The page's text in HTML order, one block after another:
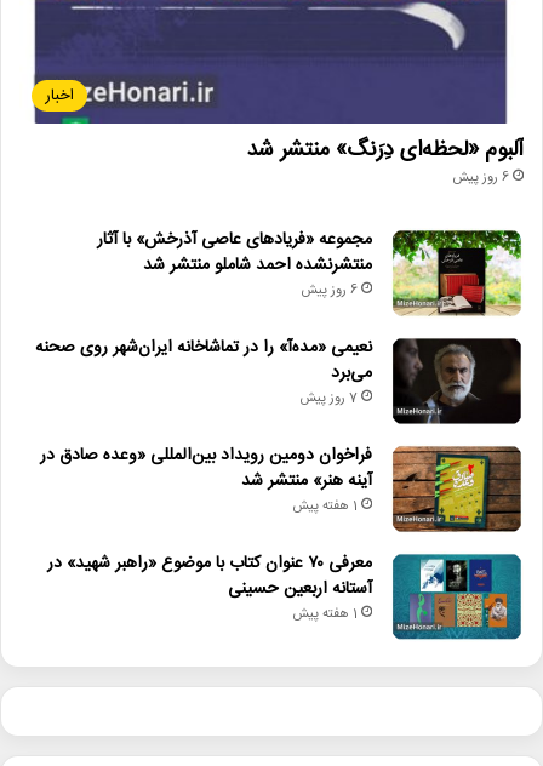
اخبار
آلبوم «لحظه‌ای دِرَنگ» منتشر شد
6 روز پیش
مجموعه «فریادهای عاصی آذرخش» با آثار
منتشرنشده احمد شاملو منتشر شد
6 روز پیش
نعیمی «مده‌آ» را در تماشاخانه ایران‌شهر روی صحنه
می‌برد
7 روز پیش
فراخوان دومین رویداد بین‌المللی «وعده صادق در
آینه هنر» منتشر شد
1 هفته پیش
معرفی ۷۰ عنوان کتاب با موضوع «راهبر شهید» در
آستانه اربعین حسینی
1 هفته پیش